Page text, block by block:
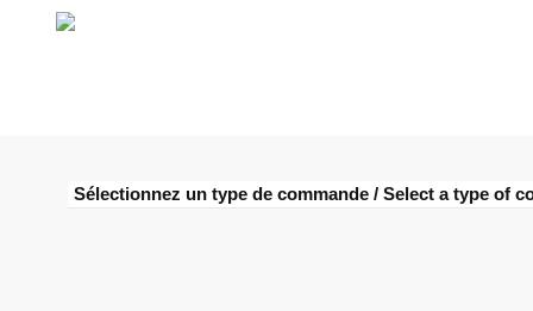
Sélectionnez un type de commande / Select a type of